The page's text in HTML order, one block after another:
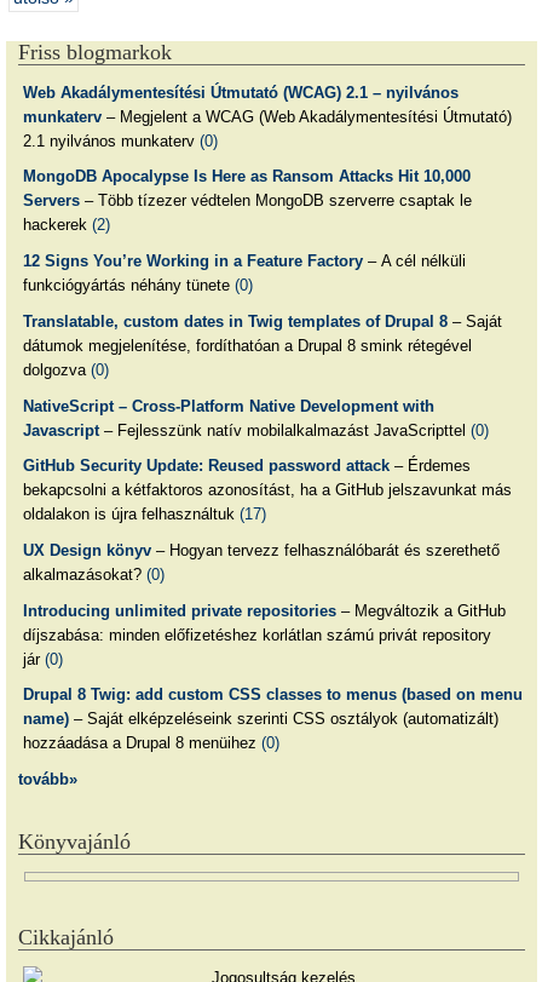
Friss blogmarkok
Web Akadálymentesítési Útmutató (WCAG) 2.1 – nyilvános
munkaterv– Megjelent a WCAG (Web Akadálymentesítési Útmutató)
2.1 nyilvános munkaterv (0)
MongoDB Apocalypse Is Here as Ransom Attacks Hit 10,000
Servers– Több tízezer védtelen MongoDB szerverre csaptak le
hackerek (2)
12 Signs You’re Working in a Feature Factory– A cél nélküli
funkciógyártás néhány tünete (0)
Translatable, custom dates in Twig templates of Drupal 8– Saját
dátumok megjelenítése, fordíthatóan a Drupal 8 smink rétegével
dolgozva (0)
NativeScript – Cross-Platform Native Development with
Javascript– Fejlesszünk natív mobilalkalmazást JavaScripttel (0)
GitHub Security Update: Reused password attack– Érdemes
bekapcsolni a kétfaktoros azonosítást, ha a GitHub jelszavunkat más
oldalakon is újra felhasználtuk (17)
UX Design könyv– Hogyan tervezz felhasználóbarát és szerethető
alkalmazásokat? (0)
Introducing unlimited private repositories– Megváltozik a GitHub
díjszabása: minden előfizetéshez korlátlan számú privát repository
jár (0)
Drupal 8 Twig: add custom CSS classes to menus (based on menu
name)– Saját elképzeléseink szerinti CSS osztályok (automatizált)
hozzáadása a Drupal 8 menüihez (0)
tovább»
Könyvajánló
Cikkajánló